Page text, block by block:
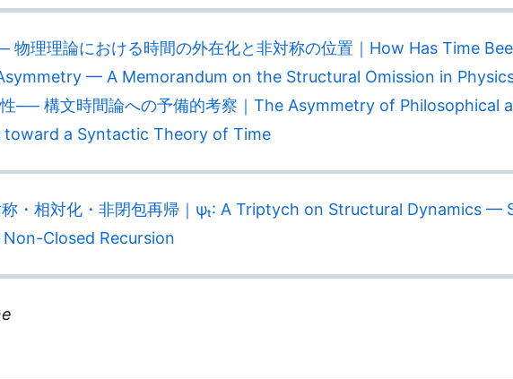
物理理論における時間の外在化と非対称の位置｜How Has Time
— A Memorandum on the Structural Omission in
── 構文時間論への予備的考察｜The Asymmetry of Philosophical
a Syntactic Theory of Time
・相対化・非閉包再帰｜ψₜ: A Triptych on Structural Dynamics —
Closed Recursion